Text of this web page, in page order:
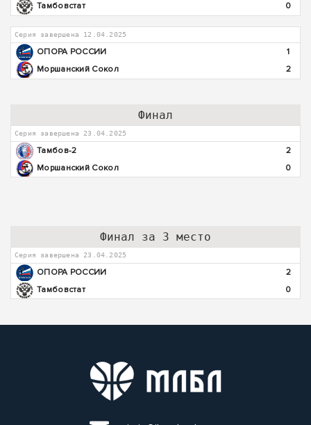
Тамбовстат
0
Серия завершена 12.04.2025
ОПОРА РОССИИ
1
Моршанский Сокол
2
Финал
Серия завершена 23.04.2025
Тамбов-2
2
Моршанский Сокол
0
Финал за 3 место
Серия завершена 23.04.2025
ОПОРА РОССИИ
2
Тамбовстат
0